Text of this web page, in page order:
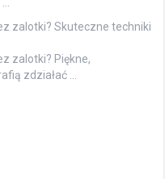
zalotki? Skuteczne techniki
zalotki? Piękne,
zdziałać …